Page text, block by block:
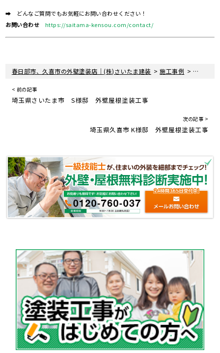
➡ どんなご質問でもお気軽にお問い合わせください！
お問い合わせ
https://saitama-kensou.com/contact/
春日部市、久喜市の外壁塗装店｜(株)さいたま建装 >施工事例 > 埼玉県
< 前の記事
埼玉県さいたま市 S様邸 外壁屋根塗装工事
次の記事 >
埼玉県久喜市 K様邸 外壁屋根塗装工事